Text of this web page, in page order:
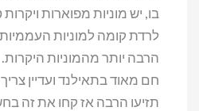
בו, יש מוניות מפוארות
לרדת קומה למוניות העממיות.
הרבה יותר מהמוניות היקרות.
חם מאוד בתאילנד ועדיין
תזיעו הרבה אז קחו את זה